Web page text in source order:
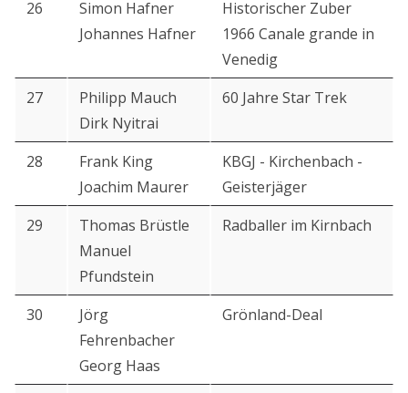
26
Simon Hafner
Johannes Hafner
Historischer Zuber
1966 Canale grande in
Venedig
27
Philipp Mauch
Dirk Nyitrai
60 Jahre Star Trek
28
Frank King
Joachim Maurer
KBGJ - Kirchenbach -
Geisterjäger
29
Thomas Brüstle
Manuel
Pfundstein
Radballer im Kirnbach
30
Jörg
Fehrenbacher
Georg Haas
Grönland-Deal